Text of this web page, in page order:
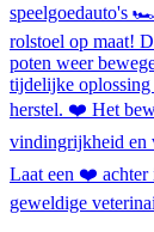
speelgoedauto's
rolstoel op maat!
poten weer
tijdelijke oplossing
herstel. ❤️ Het
vindingrijkheid en
Laat een ❤️ achter
geweldige